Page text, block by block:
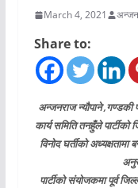
March 4, 2021
Share to:
अन्जनराज न्यौपाने ,गण्डकी
कार्य समिति तनहुँले
विनोद घर्तीको
पार्टीको संयोजकमा पूर्व